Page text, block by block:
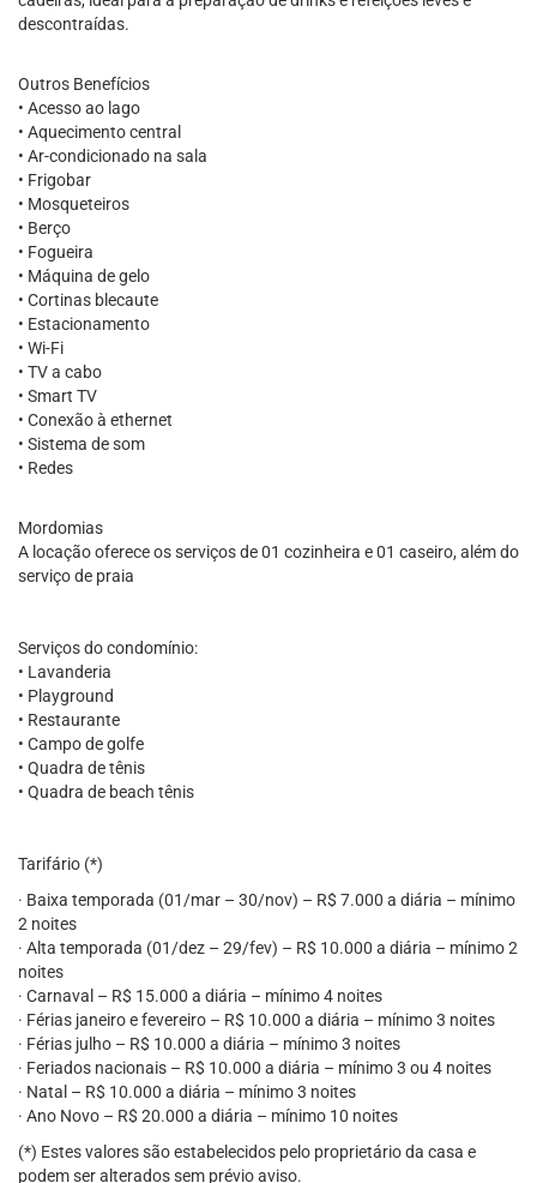
descontraídas.
Outros Benefícios
• Acesso ao lago
• Aquecimento central
• Ar-condicionado na sala
• Frigobar
• Mosqueteiros
• Berço
• Fogueira
• Máquina de gelo
• Cortinas blecaute
• Estacionamento
• Wi-Fi
• TV a cabo
• Smart TV
• Conexão à ethernet
• Sistema de som
• Redes
Mordomias
A locação oferece os serviços de 01 cozinheira e 01 caseiro, além do
serviço de praia
Serviços do condomínio:
• Lavanderia
• Playground
• Restaurante
• Campo de golfe
• Quadra de tênis
• Quadra de beach tênis
Tarifário (*)
· Baixa temporada (01/mar – 30/nov) – R$ 7.000 a diária – mínimo
2 noites
· Alta temporada (01/dez – 29/fev) – R$ 10.000 a diária – mínimo 2
noites
· Carnaval – R$ 15.000 a diária – mínimo 4 noites
· Férias janeiro e fevereiro – R$ 10.000 a diária – mínimo 3 noites
· Férias julho – R$ 10.000 a diária – mínimo 3 noites
· Feriados nacionais – R$ 10.000 a diária – mínimo 3 ou 4 noites
· Natal – R$ 10.000 a diária – mínimo 3 noites
· Ano Novo – R$ 20.000 a diária – mínimo 10 noites
(*) Estes valores são estabelecidos pelo proprietário da casa e
podem ser alterados sem prévio aviso.